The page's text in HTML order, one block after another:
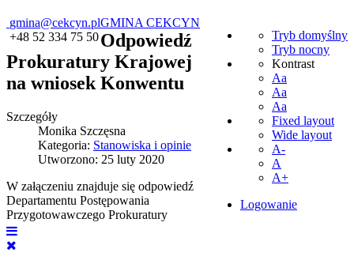
gmina@cekcyn.pl
+48 52 334 75 50
Tryb domyślny
Tryb nocny
Kontrast
Aa
Aa
Aa
Fixed layout
Wide layout
A-
A
A+
Logowanie
GMINA CEKCYN
Odpowiedź
Prokuratury Krajowej
na wniosek Konwentu
Szczegóły
Monika Szczęsna
Kategoria: Stanowiska i opinie
Utworzono: 25 luty 2020
W załączeniu znajduje się odpowiedź
Departamentu Postępowania
Przygotowawczego Prokuratury